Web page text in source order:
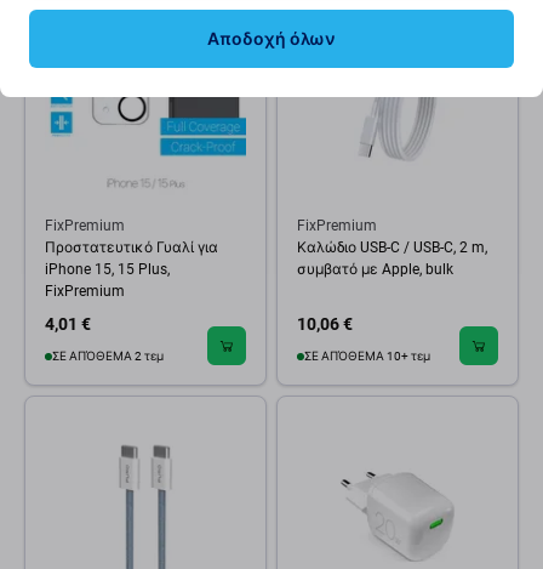
FixPremium
Προστατευτικό Γυαλί για
iPhone 15, 15 Plus,
FixPremium
4,01 €
ΣΕ ΑΠΌΘΕΜΑ 2 τεμ
FixPremium
Καλώδιο USB-C / USB-C, 2 m,
συμβατό με Apple, bulk
10,06 €
ΣΕ ΑΠΌΘΕΜΑ 10+ τεμ
Αποδοχή όλων